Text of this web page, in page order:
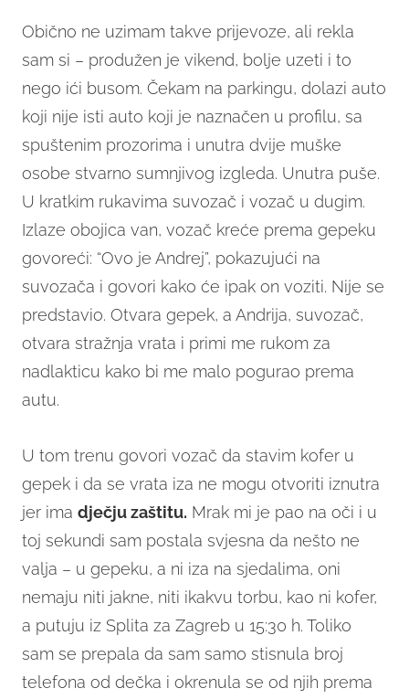
Obično ne uzimam takve prijevoze, ali rekla
sam si – produžen je vikend, bolje uzeti i to
nego ići busom. Čekam na parkingu, dolazi auto
koji nije isti auto koji je naznačen u profilu, sa
spuštenim prozorima i unutra dvije muške
osobe stvarno sumnjivog izgleda. Unutra puše.
U kratkim rukavima suvozač i vozač u dugim.
Izlaze obojica van, vozač kreće prema gepeku
govoreći: “Ovo je Andrej”, pokazujući na
suvozača i govori kako će ipak on voziti. Nije se
predstavio. Otvara gepek, a Andrija, suvozač,
otvara stražnja vrata i primi me rukom za
nadlakticu kako bi me malo pogurao prema
autu.
U tom trenu govori vozač da stavim kofer u
gepek i da se vrata iza ne mogu otvoriti iznutra
jer ima dječju zaštitu. Mrak mi je pao na oči i u
toj sekundi sam postala svjesna da nešto ne
valja – u gepeku, a ni iza na sjedalima, oni
nemaju niti jakne, niti ikakvu torbu, kao ni kofer,
a putuju iz Splita za Zagreb u 15:30 h. Toliko
sam se prepala da sam samo stisnula broj
telefona od dečka i okrenula se od njih prema